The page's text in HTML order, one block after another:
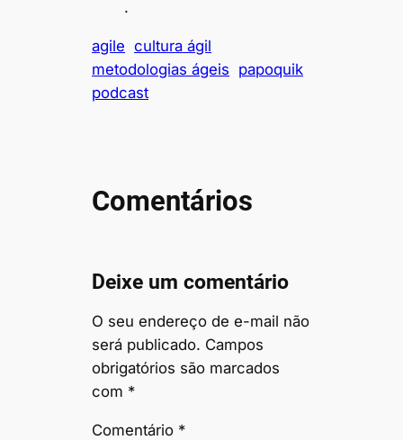
.
agile cultura ágil
metodologias ágeis papoquik
podcast
Comentários
Deixe um comentário
O seu endereço de e-mail não
será publicado. Campos
obrigatórios são marcados
com *
Comentário *